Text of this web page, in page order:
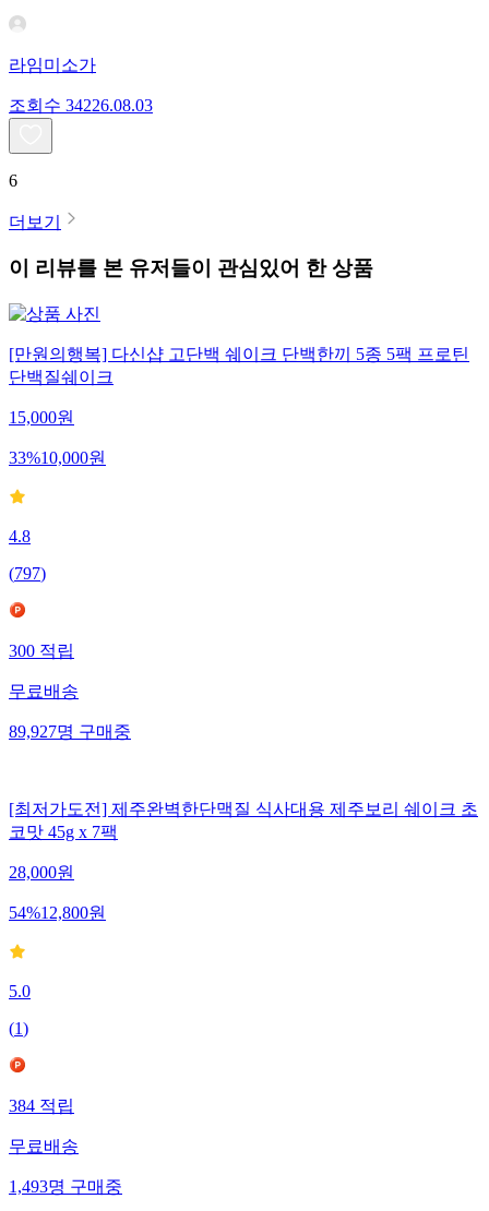
라임미소가
조회수 34226.08.03
6
더보기
이 리뷰를 본 유저들이 관심있어 한 상품
[만원의행복] 다신샵 고단백 쉐이크 단백한끼 5종 5팩 프로틴
단백질쉐이크
15,000원
33%10,000원
4.8
(797)
300 적립
무료배송
89,927명 구매중
[최저가도전] 제주완벽한단맥질 식사대용 제주보리 쉐이크 초
코맛 45g x 7팩
28,000원
54%12,800원
5.0
(1)
384 적립
무료배송
1,493명 구매중